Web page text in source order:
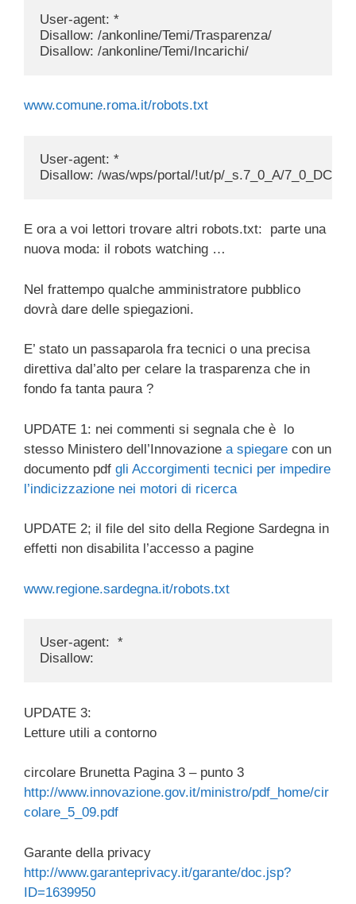
User-agent: *
Disallow: /ankonline/Temi/Trasparenza/
www.comune.roma.it/robots.txt
User-agent: *
Disallow: /was/wps/portal/!ut/p/_s.7_0_A/7_0_DC5/
E ora a voi lettori trovare altri robots.txt: parte una
nuova moda: il robots watching …
Nel frattempo qualche amministratore pubblico
dovrà dare delle spiegazioni.
E’ stato un passaparola fra tecnici o una precisa
direttiva dal’alto per celare la trasparenza che in
fondo fa tanta paura ?
UPDATE 1: nei commenti si segnala che è lo
stesso Ministero dell’Innovazione a spiegare con un
documento pdf gli Accorgimenti tecnici per impedire
l’indicizzazione nei motori di ricerca
UPDATE 2; il file del sito della Regione Sardegna in
effetti non disabilita l’accesso a pagine
www.regione.sardegna.it/robots.txt
User-agent:  *
UPDATE 3:
Letture utili a contorno
circolare Brunetta Pagina 3 – punto 3
http://www.innovazione.gov.it/ministro/pdf_home/cir
colare_5_09.pdf
Garante della privacy
http://www.garanteprivacy.it/garante/doc.jsp?
ID=1639950